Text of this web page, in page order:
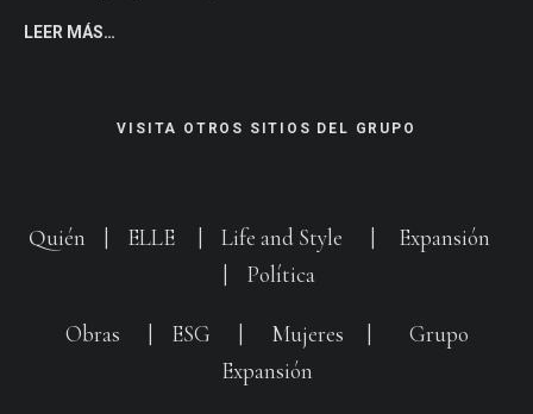
LEER MÁS…
VISITA OTROS SITIOS DEL GRUPO
Quién ELLE Life and Style
Expansión
Política
Obras ESG Mujeres
Grupo
Expansión